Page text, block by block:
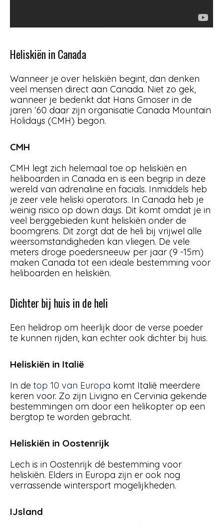
Heliskiën in Canada
Wanneer je over heliskiën begint, dan denken
veel mensen direct aan Canada. Niet zo gek,
wanneer je bedenkt dat Hans Gmoser in de
jaren ‘60 daar zijn organisatie Canada Mountain
Holidays (CMH) begon.
CMH
CMH legt zich helemaal toe op heliskiën en
heliboarden in Canada en is een begrip in deze
wereld van adrenaline en facials. Inmiddels heb
je zeer vele heliski operators. In Canada heb je
weinig risico op down days. Dit komt omdat je in
veel berggebieden kunt heliskiën onder de
boomgrens. Dit zorgt dat de heli bij vrijwel alle
weersomstandigheden kan vliegen. De vele
meters droge poedersneeuw per jaar (9 -15m)
maken Canada tot een ideale bestemming voor
heliboarden en heliskiën.
Dichter bij huis in de heli
Een helidrop om heerlijk door de verse poeder
te kunnen rijden, kan echter ook dichter bij huis.
Heliskiën in Italië
In de top 10 van Europa komt Italië meerdere
keren voor. Zo zijn Livigno en Cervinia gekende
bestemmingen om door een helikopter op een
bergtop te worden gebracht.
Heliskiën in Oostenrijk
Lech is in Oostenrijk dé bestemming voor
heliskiën. Elders in Europa zijn er ook nog
verrassende wintersport mogelijkheden.
IJsland